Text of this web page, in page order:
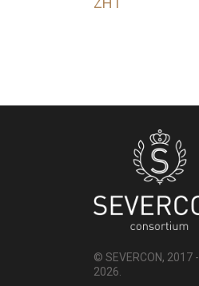
© SEVERCON, 2017 -
2026.